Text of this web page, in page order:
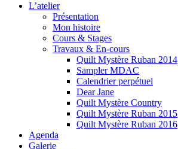
L’atelier
Présentation
Mon histoire
Cours & Stages
Travaux & En-cours
Quilt Mystère Ruban 2014
Sampler MDAC
Calendrier perpétuel
Dear Jane
Quilt Mystère Country
Quilt Mystère Ruban 2015
Quilt Mystère Ruban 2016
Agenda
Galerie